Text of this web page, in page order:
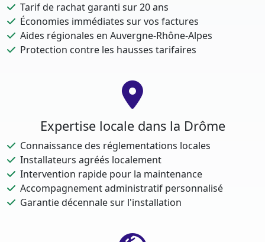
Tarif de rachat garanti sur 20 ans
Économies immédiates sur vos factures
Aides régionales en Auvergne-Rhône-Alpes
Protection contre les hausses tarifaires
Expertise locale dans la Drôme
Connaissance des réglementations locales
Installateurs agréés localement
Intervention rapide pour la maintenance
Accompagnement administratif personnalisé
Garantie décennale sur l'installation